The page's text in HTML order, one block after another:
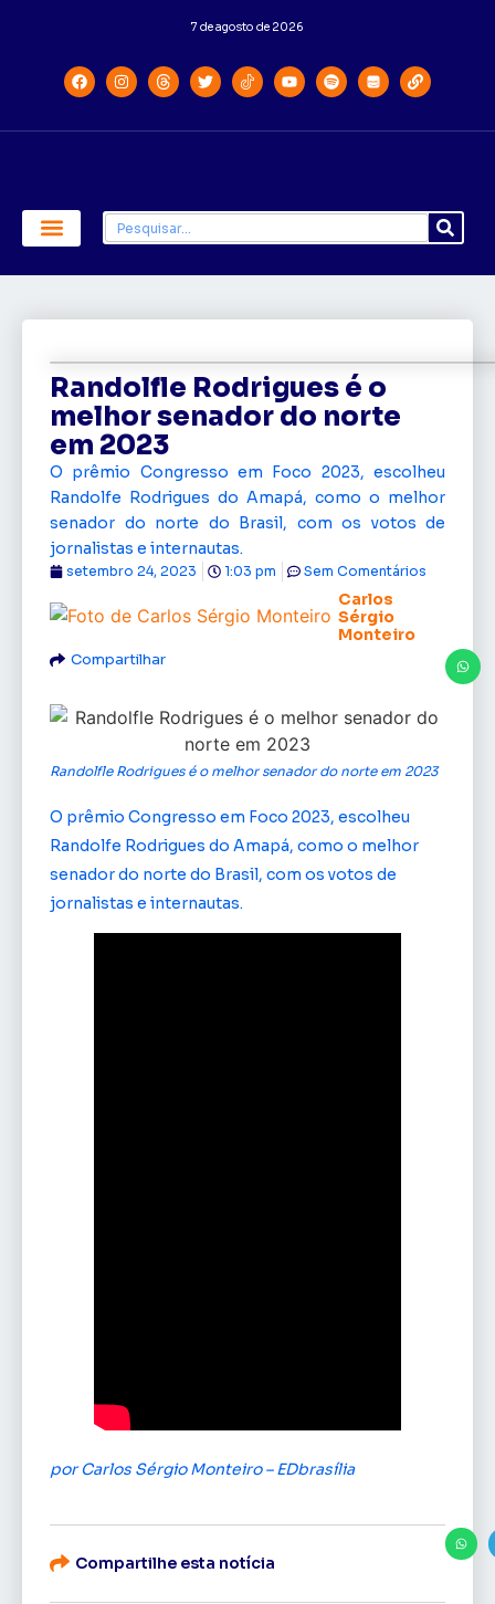
7 de agosto de 2026
Randolfle Rodrigues é o
melhor senador do norte
em 2023
O prêmio Congresso em Foco 2023, escolheu
Randolfe Rodrigues do Amapá, como o melhor
senador do norte do Brasil, com os votos de
jornalistas e internautas.
Carlos
Sérgio
Monteiro
setembro 24, 2023 1:03 pm Sem Comentários
Compartilhar
Randolfle Rodrigues é o melhor senador do norte em 2023
O prêmio Congresso em Foco 2023, escolheu
Randolfe Rodrigues do Amapá, como o melhor
senador do norte do Brasil, com os votos de
jornalistas e internautas.
por Carlos Sérgio Monteiro – EDbrasília
Compartilhe esta notícia